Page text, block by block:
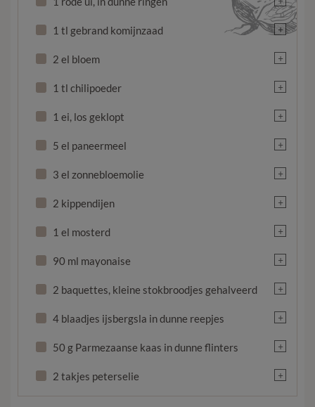
+
1 tl gebrand komijnzaad
+
2 el bloem
+
1 tl chilipoeder
+
1 ei, los geklopt
+
5 el paneermeel
+
3 el zonnebloemolie
+
2 kippendijen
+
1 el mosterd
+
90 ml mayonaise
+
2 baquettes, kleine stokbroodjes gehalveerd
+
4 blaadjes ijsbergsla in dunne reepjes
+
50 g Parmezaanse kaas in dunne flinters
+
2 takjes peterselie